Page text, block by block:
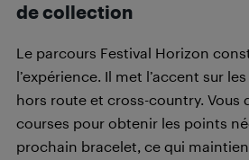
de collection
Le parcours Festival Horizon
l’expérience. Il met l’accent sur
hors route et cross-country. Vous
courses pour obtenir les points
prochain bracelet, ce qui